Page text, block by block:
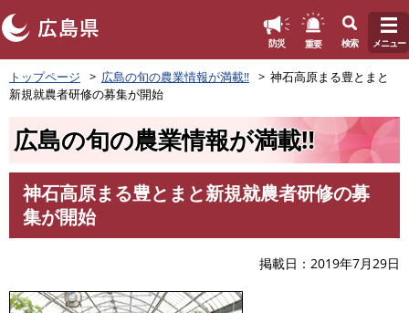
ペ
ー
ジ
防災 重要 検索 メニュー
トップページ 広島の旬の農業情報が満載‼
神石高原まる豊とまと
新規就農者研修の募集が開始
広島の旬の農業情報が満載‼
神石高原まる豊とまと新規就農者研修の募
集が開始
掲載日 2019年7月29日